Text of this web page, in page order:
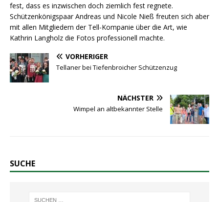
fest, dass es inzwischen doch ziemlich fest regnete.
Schützenkönigspaar Andreas und Nicole Nieß freuten sich aber
mit allen Mitgliedern der Tell-Kompanie über die Art, wie
Kathrin Langholz die Fotos professionell machte.
VORHERIGER
Tellaner bei Tiefenbroicher Schützenzug
NÄCHSTER
Wimpel an altbekannter Stelle
SUCHE